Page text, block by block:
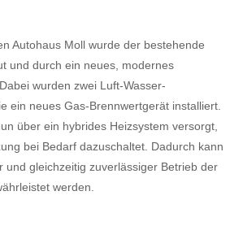
Autohaus Moll wurde der bestehende
und durch ein neues, modernes
wurden zwei Luft-Wasser-
ein neues Gas-Brennwertgerät installiert.
über ein hybrides Heizsystem versorgt,
bei Bedarf dazuschaltet. Dadurch kann
und gleichzeitig zuverlässiger Betrieb der
werden.